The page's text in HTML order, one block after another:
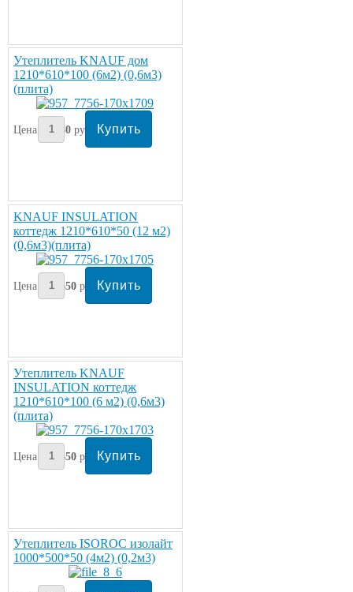
Утеплитель KNAUF дом
1210*610*100 (6м2) (0,6м3)
(плита)
Цена: 980руб/упаковка
KNAUF INSULATION
коттедж 1210*610*50 (12 м2)
(0,6м3)(плита)
Цена: 1650руб/упаковка
Утеплитель KNAUF
INSULATION коттедж
1210*610*100 (6 м2) (0,6м3)
(плита)
Цена: 1650руб/упаковка
Утеплитель ISOROC изолайт
1000*500*50 (4м2) (0,2м3)